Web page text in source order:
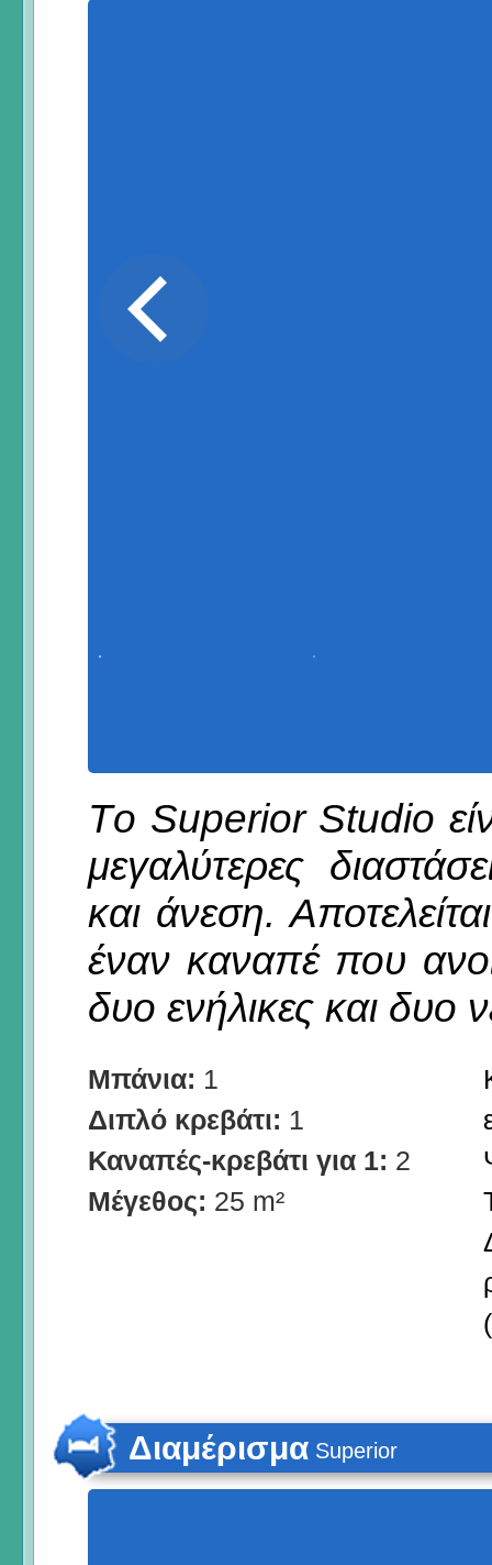
Τo Superior Studio
μεγαλύτερες
και άνεση.
έναν καναπέ που
δυο ενήλικες και δυο
Μπάνια: 1
Διπλό κρεβάτι: 1
Καναπές-κρεβάτι για 1: 2
Μέγεθος: 25 m²
Διαμέρισμα Superior